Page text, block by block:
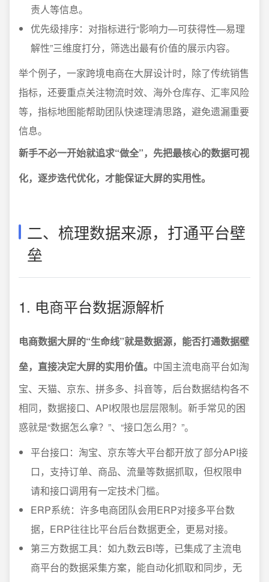
责人等信息。
优先级排序：对指标进行“影响力—可获得性—易理
解性”三维度打分，筛选出最有价值的展示内容。
举个例子，一家跨境电商在大屏设计时，除了传统销售
指标，还要重点关注物流时效、海外仓库存、汇率风险
等，指标地图能帮助团队快速理清思路，避免遗漏重要
信息。
新手不必一开始就追求“做全”，先把最核心的数据可视
化，逐步迭代优化，才能保证大屏的实用性。
二、梳理数据来源，打通平台壁
垒
1. 电商平台数据源解析
电商数据大屏的“生命线”就是数据源，能否打通数据壁
垒，直接决定大屏的实用价值。 中国主流电商平台如淘
宝、天猫、京东、拼多多、抖音等，后台数据结构各不
相同，数据接口、API权限也层层限制。新手常见的困
惑就是“数据怎么拿？”、“接口怎么用？”。
平台接口：淘宝、京东等大平台都开放了部分API接
口，支持订单、商品、流量等数据抓取，但权限申
请和接口调用有一定技术门槛。
ERP系统：许多电商团队会用ERP对接多平台数
据，ERP往往比平台后台数据更全，更易对接。
第三方数据工具：如九数云BI等，已集成了主流电
商平台的数据采集方案，能自动化抓取和同步，无